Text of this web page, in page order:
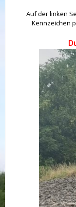
Auf der linken
Kennzeichen